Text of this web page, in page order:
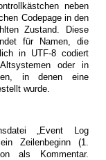
neben
Codepage in den
Zustand. Diese
für Namen, die
in UTF-8 codiert
oder in
in denen eine
wurde.
„Event Log
Zeilenbeginn (1.
als Kommentar.